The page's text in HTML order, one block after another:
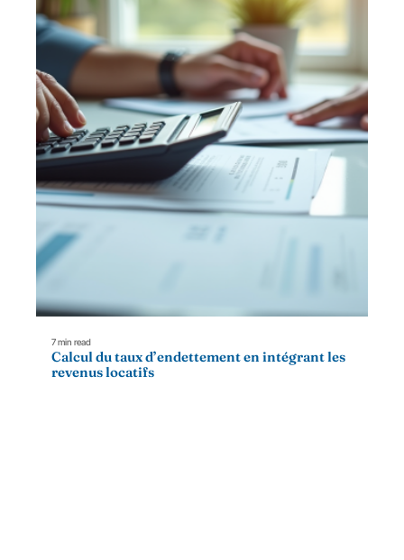
7 min read
Calcul du taux d’endettement en intégrant les
revenus locatifs